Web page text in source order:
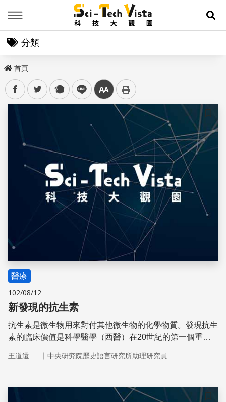
展
分類
首頁
facebooktwitter plurk line 中
儲存
醫療
102/08/12
新發現的抗生素
抗生素是微生物用來對付其他微生物的化學物質。發現抗生
素的臨床價值是科學醫學（西醫）在20世紀的第一個重大
王道還 ｜ 中央研究院歷史語言研究所助理研究員